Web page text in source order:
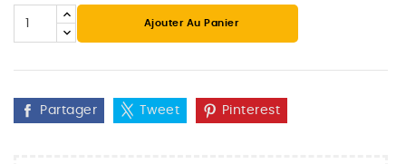
Ajouter Au Panier
Partager Tweet Pinterest